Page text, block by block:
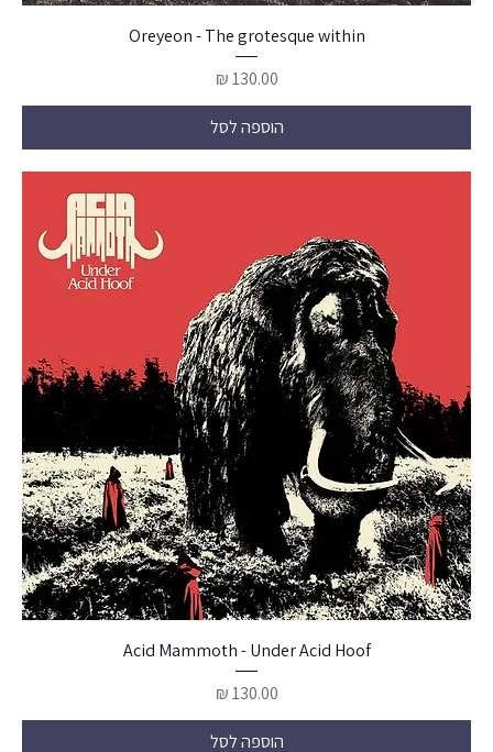
Oreyeon - The grotesque within
מחיר
הוספה לסל
Acid Mammoth - Under Acid Hoof
מחיר
הוספה לסל